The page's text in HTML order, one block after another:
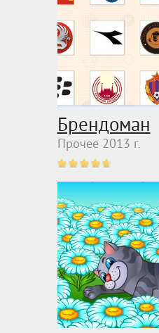
Брендоман
Прочее 2013 г.